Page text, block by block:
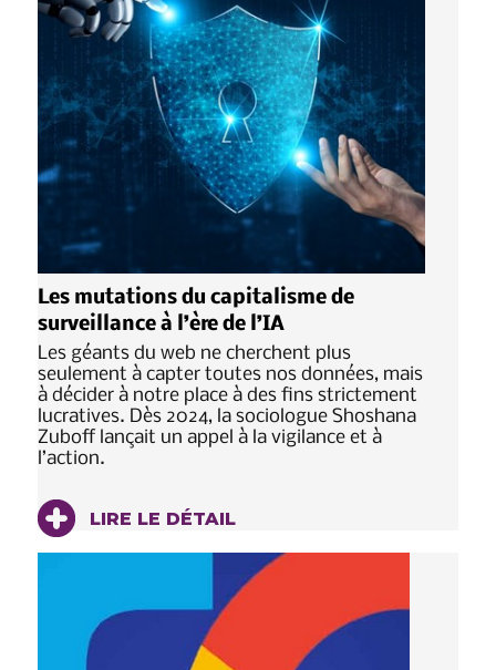
Les mutations du capitalisme de
surveillance à l’ère de l’IA
Les géants du web ne cherchent plus
seulement à capter toutes nos données, mais
à décider à notre place à des fins strictement
lucratives. Dès 2024, la sociologue Shoshana
Zuboff lançait un appel à la vigilance et à
l’action.
LIRE LE DÉTAIL